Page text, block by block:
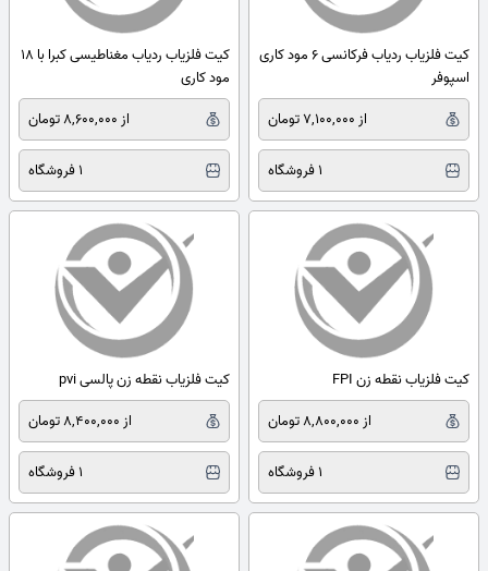
کیت فلزیاب ردیاب فرکانسی 6 مود کاری
اسپوفر
از 7,100,000 تومان
1 فروشگاه
کیت فلزیاب ردیاب مغناطیسی کبرا با 18
مود کاری
از 8,600,000 تومان
1 فروشگاه
کیت فلزیاب نقطه زن FPI
از 8,800,000 تومان
1 فروشگاه
کیت فلزیاب نقطه زن پالسی pvi
از 8,400,000 تومان
1 فروشگاه